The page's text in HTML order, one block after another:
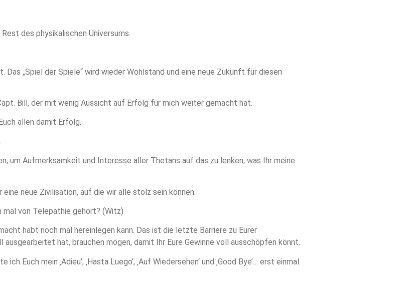
des physikalischen Universums.
„Spiel der Spiele“ wird wieder Wohlstand und eine neue Zukunft für diesen
Bill, der mit wenig Aussicht auf Erfolg für mich weiter gemacht hat.
allen damit Erfolg.
um Aufmerksamkeit und Interesse aller Thetans auf das zu lenken, was Ihr meine
neue Zivilisation, auf die wir alle stolz sein können.
mal von Telepathie gehört? (Witz)
habt noch mal hereinlegen kann. Das ist die letzte Barriere zu Eurer
hat, brauchen mögen, damit Ihr Eure Gewinne voll ausschöpfen könnt.
Euch mein ‚Adieu‘, ‚Hasta Luego‘, ‚Auf Wiedersehen‘ und ‚Good Bye’… erst einmal.